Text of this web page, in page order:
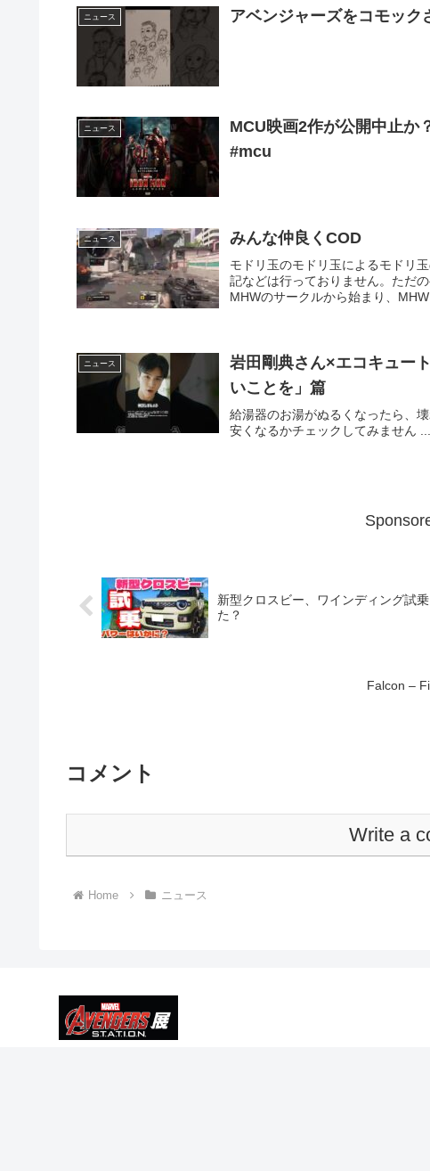
ニュース アベンジャーズをコモック
ニュース
MCU映画2作が公開中止か
#mcu
ニュース みんな仲良くCOD
モドリ玉のモドリ玉によるモドリ
記などは行っておりません。ただ
MHWのサークルから始まり、
ニュース
岩田剛典さん×エコキュー
いことを」篇
給湯器のお湯がぬるくなったら、
安くなるかチェックしてみません ...
新型クロスビー、ワインディング試
た？
Falcon –
コメント
Write a
Home ニュース